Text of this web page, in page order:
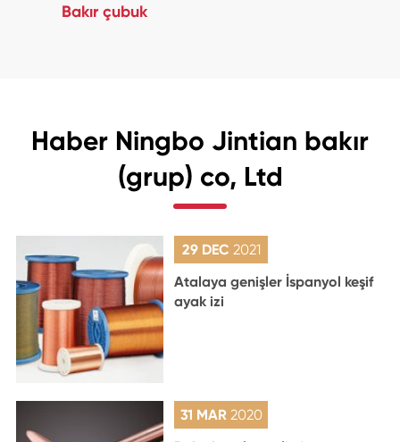
Bakır çubuk
Haber Ningbo Jintian bakır
(grup) co, Ltd
29 DEC 2021
Atalaya genişler İspanyol keşif
ayak izi
31 MAR 2020